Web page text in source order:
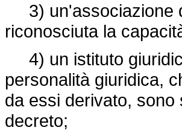
3) un'associazione
riconosciuta la
4) un istituto
personalità giuridica,
da essi derivato, sono
decreto;